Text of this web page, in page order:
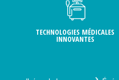
TECHNOLOGIES MÉDICALES
INNOVANTES